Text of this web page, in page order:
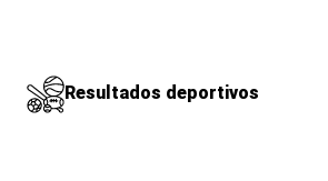
Resultados deportivos